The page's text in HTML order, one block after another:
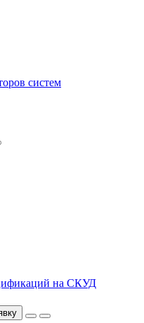
систем
на СКУД